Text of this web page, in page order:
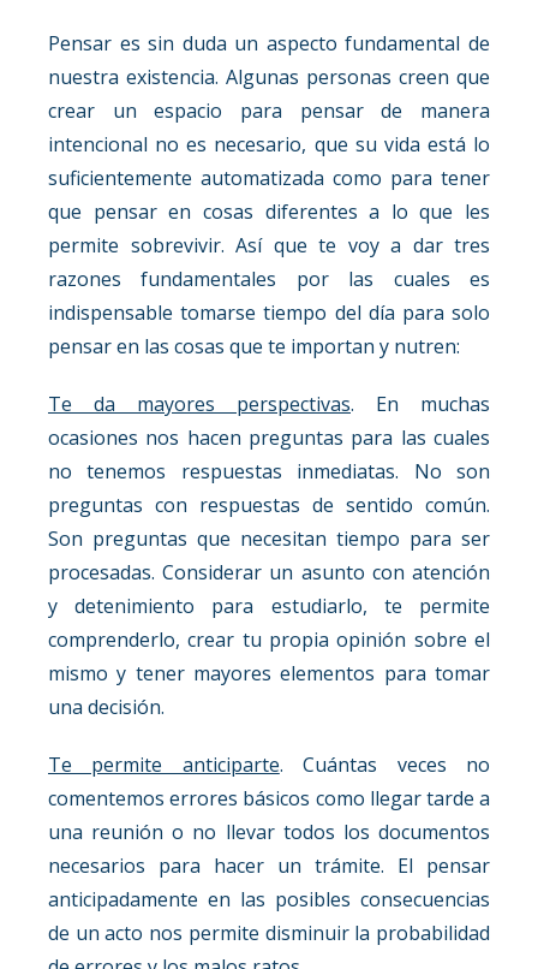
Pensar es sin duda un aspecto fundamental de
nuestra existencia. Algunas personas creen que
crear un espacio para pensar de manera
intencional no es necesario, que su vida está lo
suficientemente automatizada como para tener
que pensar en cosas diferentes a lo que les
permite sobrevivir. Así que te voy a dar tres
razones fundamentales por las cuales es
indispensable tomarse tiempo del día para solo
pensar en las cosas que te importan y nutren:
Te da mayores perspectivas. En muchas
ocasiones nos hacen preguntas para las cuales
no tenemos respuestas inmediatas. No son
preguntas con respuestas de sentido común.
Son preguntas que necesitan tiempo para ser
procesadas. Considerar un asunto con atención
y detenimiento para estudiarlo, te permite
comprenderlo, crear tu propia opinión sobre el
mismo y tener mayores elementos para tomar
una decisión.
Te permite anticiparte. Cuántas veces no
comentemos errores básicos como llegar tarde a
una reunión o no llevar todos los documentos
necesarios para hacer un trámite. El pensar
anticipadamente en las posibles consecuencias
de un acto nos permite disminuir la probabilidad